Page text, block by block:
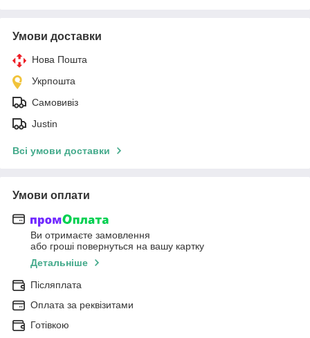
Умови доставки
Нова Пошта
Укрпошта
Самовивіз
Justin
Всі умови доставки
Умови оплати
Ви отримаєте замовлення
або гроші повернуться на вашу картку
Детальніше
Післяплата
Оплата за реквізитами
Готівкою